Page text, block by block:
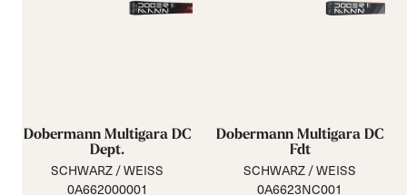
Dobermann Multigara DC
Dept.
SCHWARZ / WEISS
0A662000001
Dobermann Multigara DC
Fdt
SCHWARZ / WEISS
0A6623NC001